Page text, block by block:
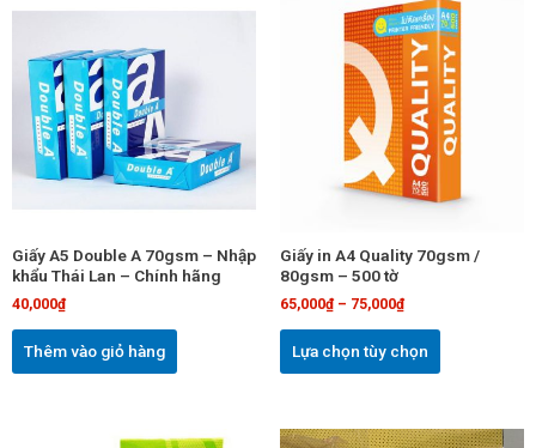
Giấy A5 Double A 70gsm – Nhập
khẩu Thái Lan – Chính hãng
40,000₫
Thêm vào giỏ hàng
Giấy in A4 Quality 70gsm /
80gsm – 500 tờ
65,000₫– 75,000₫
Lựa chọn tùy chọn
phẩm
này
có
nhiều
biến
thể.
tùy
có
trên
Sản